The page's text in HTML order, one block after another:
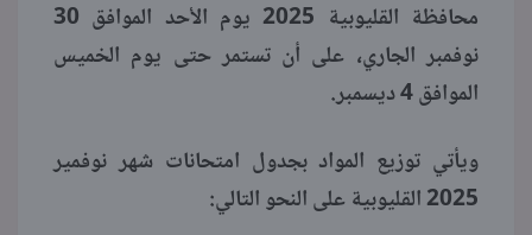
محافظة القليوبية 2025 يوم الأحد الموافق 30
نوفمبر الجاري، على أن تستمر حتى يوم الخميس
الموافق 4 ديسمبر.
ويأتي توزيع المواد بجدول امتحانات شهر نوفمير
2025 القليوبية على النحو التالي: